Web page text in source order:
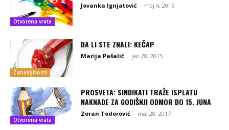
Otvorena vrata
Jovanka Ignjatović - maj 4, 2015
Zanimljivosti
DA LI STE ZNALI: KEČAP
Marija Pašalić - jan 28, 2015
Otvorena vrata
PROSVETA: SINDIKATI TRAŽE ISPLATU
NAKNADE ZA GODIŠNJI ODMOR DO 15. JUNA
Zoran Todorović - maj 28, 2017